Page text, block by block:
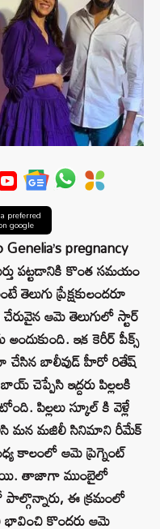
preferred
google
pregnancy
పట్టడానికి కొంత సమయం
ప్రేక్షకులందరూ
చేరువైన ఆమె తెలుగులో స్టార్
ఇక కెరీర్ పీక్స్
చేసిన బాలీవుడ్ హీరో రితేష్
ఇద్దరు పిల్లలకి
పిల్లలు స్కూల్ కి వెళ్లే
మన మజిలీ సినిమాని రీమేక్
కాలంలో ఆమె ప్రెగ్నెంట్
తాజాగా ముంబైలో
ఈ క్రమంలో
భావించి కొందరు ఆమె